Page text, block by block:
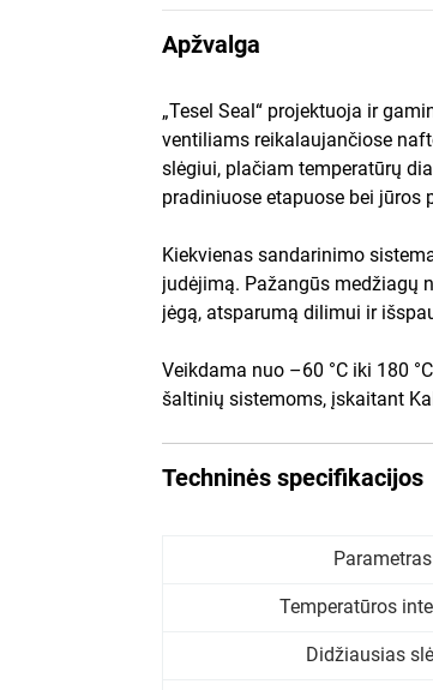
Apžvalga
„Tesel Seal“ projektuoja ir
ventiliams reikalaujančiose
slėgiui, plačiam temperatūrų
pradiniuose etapuose bei jūros
Kiekvienas sandarinimo
judėjimą. Pažangūs medžiagų
jėgą, atsparumą dilimui ir
Veikdama nuo –60 °C iki 180
šaltinių sistemoms, įskaitant
Techninės specifikacijos
Parametras
Temperatūros
Didžiausias